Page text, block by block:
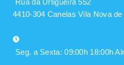
Rua da Urtigueira 552
4410-304 Canelas Vila Nova de
Seg. a Sexta: 09:00h 18:00h